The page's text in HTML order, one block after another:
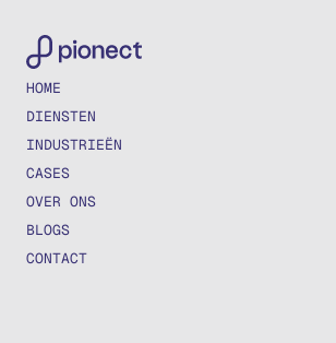
HOME
DIENSTEN
INDUSTRIEËN
CASES
OVER ONS
BLOGS
CONTACT